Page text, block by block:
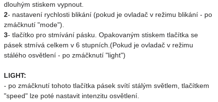
dlouhým stiskem vypnout.
2- nastavení rychlosti blikání (pokud je ovladač v režimu blikání - po
zmáčknutí "mode").
3- tlačítko pro stmívání pásku. Opakovaným stiskem tlačítka se
pásek stmívá celkem v 6 stupních.(Pokud je ovladač v režimu
stálého osvětlení - po zmáčknutí "light")
LIGHT:
- po zmáčknutí tohoto tlačítka pásek svítí stálým světlem, tlačítkem
"speed" lze poté nastavit intenzitu osvětlení.